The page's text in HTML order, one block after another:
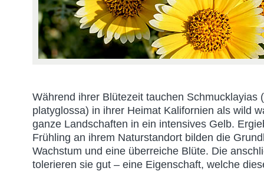
Während ihrer Blütezeit tauchen Schmucklayias
platyglossa) in ihrer Heimat Kalifornien als wild
ganze Landschaften in ein intensives Gelb.
Frühling an ihrem Naturstandort bilden die
Wachstum und eine überreiche Blüte. Die
tolerieren sie gut – eine Eigenschaft, welche